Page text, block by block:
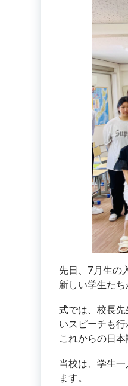
先日、7月生の
新しい学生た
式では、校長
いスピーチも行
これからの日
当校は、学生
ます。